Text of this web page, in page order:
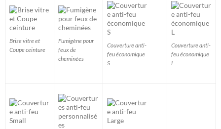
Brise vitre et
Coupe ceinture
Fumigène pour
feux de
cheminées
Couverture anti-
feu économique
S
Couverture anti-
feu économique
L